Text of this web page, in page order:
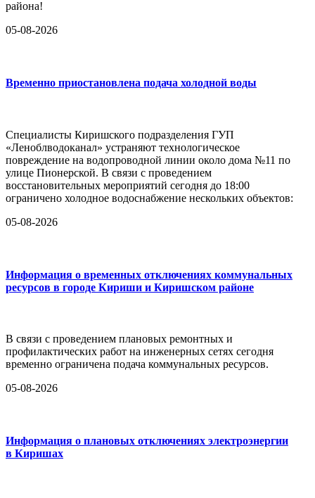
района!
05-08-2026
Временно приостановлена подача холодной воды
Специалисты Киришского подразделения ГУП
«Леноблводоканал» устраняют технологическое
повреждение на водопроводной линии около дома №11 по
улице Пионерской. В связи с проведением
восстановительных мероприятий сегодня до 18:00
ограничено холодное водоснабжение нескольких объектов:
05-08-2026
Информация о временных отключениях коммунальных
ресурсов в городе Кириши и Киришском районе
В связи с проведением плановых ремонтных и
профилактических работ на инженерных сетях сегодня
временно ограничена подача коммунальных ресурсов.
05-08-2026
Информация о плановых отключениях электроэнергии
в Киришах